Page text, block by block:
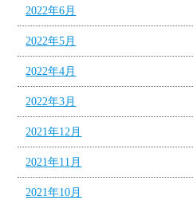
2022年6月
2022年5月
2022年4月
2022年3月
2021年12月
2021年11月
2021年10月